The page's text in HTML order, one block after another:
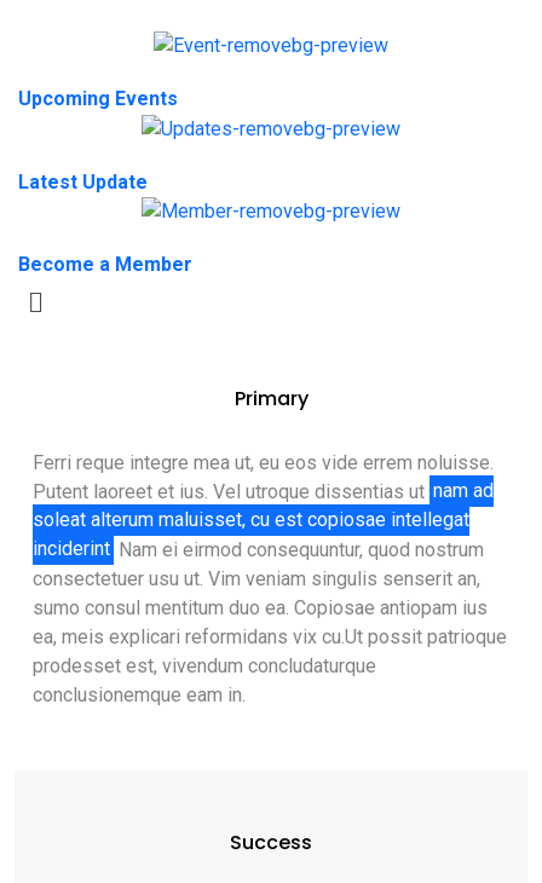
Upcoming Events
Latest Update
Become a Member
Primary
Ferri reque integre mea ut, eu eos vide errem noluisse.
Putent laoreet et ius. Vel utroque dissentias ut nam ad
soleat alterum maluisset, cu est copiosae intellegat
inciderint Nam ei eirmod consequuntur, quod nostrum
consectetuer usu ut. Vim veniam singulis senserit an,
sumo consul mentitum duo ea. Copiosae antiopam ius
ea, meis explicari reformidans vix cu.Ut possit patrioque
prodesset est, vivendum concludaturque
conclusionemque eam in.
Success